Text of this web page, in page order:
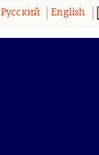
Pусский English